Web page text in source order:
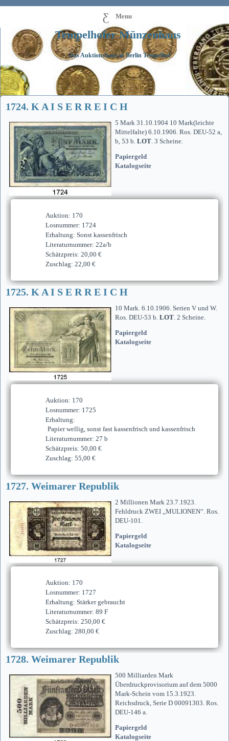
Menu
Tempelhofer Münzenhaus
Das Auktionshaus in Berlin Tempelhof
1724. K A I S E R R E I C H
5 Mark 31.10.1904 10 Mark(leichte
Mittelfalte) 6.10.1906. Ros. DEU-52 a,
b, 53 b. LOT. 3 Scheine.
Papiergeld
Katalogseite
Auktion: 170
Losnummer: 1724
Erhaltung: Sonst kassenfrisch
Literaturnummer: 22a/b
Schätzpreis: 20,00 €
Zuschlag: 22,00 €
1725. K A I S E R R E I C H
10 Mark. 6.10.1906. Serien V und W.
Ros. DEU-53 b. LOT. 2 Scheine.
Papiergeld
Katalogseite
Auktion: 170
Losnummer: 1725
Erhaltung:
Papier wellig, sonst fast kassenfrisch und kassenfrisch
Literaturnummer: 27 b
Schätzpreis: 50,00 €
Zuschlag: 55,00 €
1727. Weimarer Republik
2 Millionen Mark 23.7.1923.
Fehldruck ZWEI „MULIONEN“. Ros.
DEU-101.
Papiergeld
Katalogseite
Auktion: 170
Losnummer: 1727
Erhaltung: Stärker gebraucht
Literaturnummer: 89 F
Schätzpreis: 250,00 €
Zuschlag: 280,00 €
1728. Weimarer Republik
500 Milliarden Mark
Überdruckprovisorium auf dem 5000
Mark-Schein vom 15.3.1923.
Reichsdruck, Serie D 00091303. Ros.
DEU-146 a.
Papiergeld
Katalogseite